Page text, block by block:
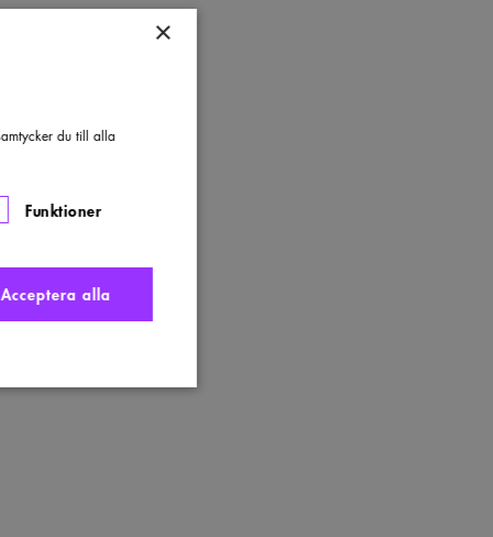
×
du till alla
Funktioner
Acceptera alla
användas ordentligt